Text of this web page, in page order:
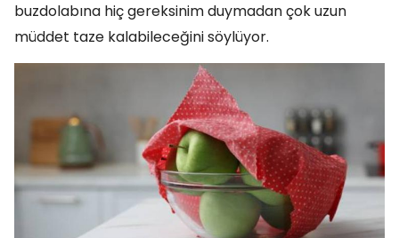
buzdolabına hiç gereksinim duymadan çok uzun
müddet taze kalabileceğini söylüyor.